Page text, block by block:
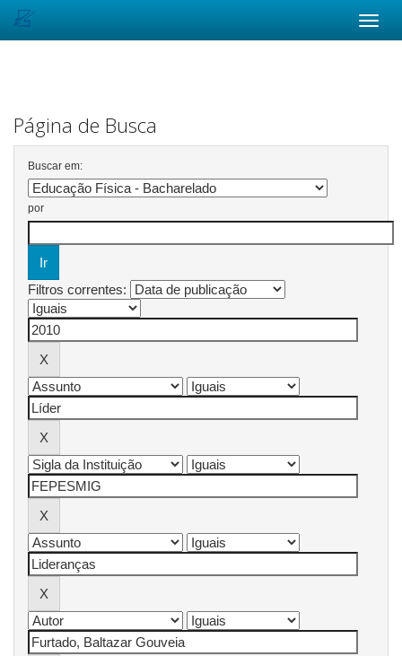
Página de Busca
Buscar em:
por
Filtros correntes: